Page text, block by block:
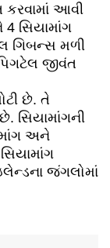
કરવામાં આવી
સિયામાંગ
ગિબન્સ મળી
જીવંત
છે. તે
સિયામાંગની
અને
જંગલોમાં